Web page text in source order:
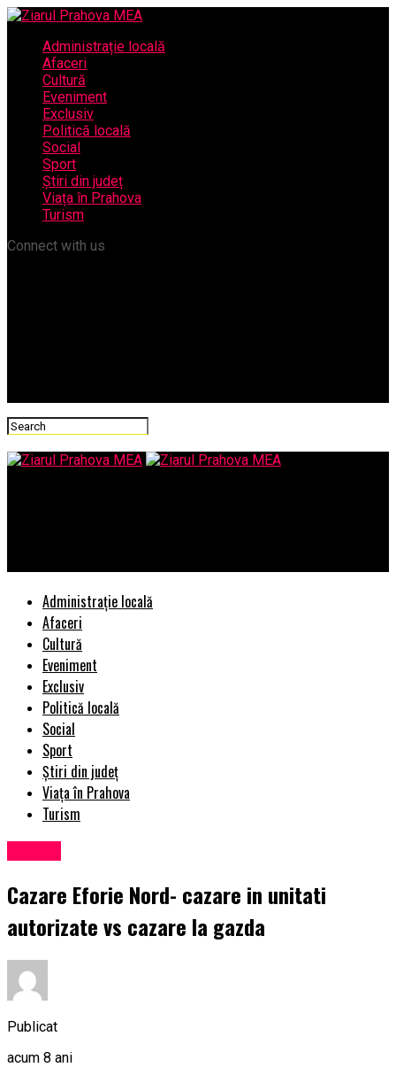
Administrație locală
Afaceri
Cultură
Eveniment
Exclusiv
Politică locală
Social
Sport
Știri din județ
Viața în Prahova
Turism
Connect with us
Administrație locală
Afaceri
Cultură
Eveniment
Exclusiv
Politică locală
Social
Sport
Știri din județ
Viața în Prahova
Turism
Cazare Eforie Nord- cazare in unitati
autorizate vs cazare la gazda
Publicat
acum 8 ani